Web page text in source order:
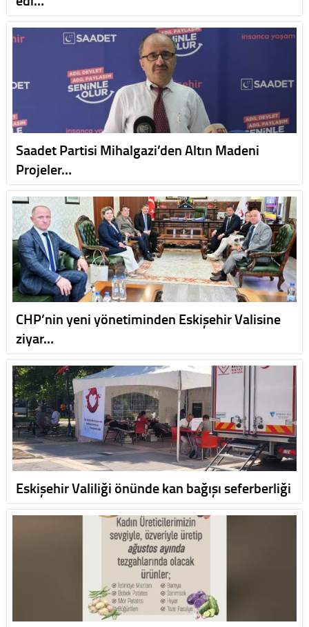
Saadet Partisi Mihalgazi’den Altın Madeni
Projeler…
CHP’nin yeni yönetiminden Eskişehir Valisine
ziyar…
Eskişehir Valiliği önünde kan bağışı seferberliği